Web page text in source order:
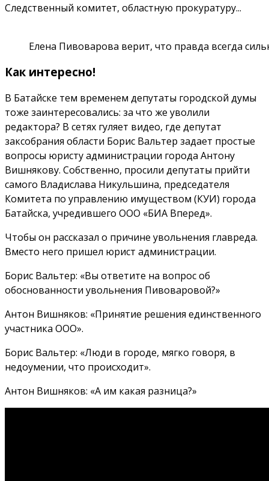
Следственный комитет, областную прокуратуру...
Елена Пивоварова верит, что правда всегда
Как интересно!
В Батайске тем временем депутаты городской думы
тоже заинтересовались: за что же уволили
редактора? В сетях гуляет видео, где депутат
заксобрания области Борис Вальтер задает простые
вопросы юристу администрации города Антону
Вишнякову. Собственно, просили депутаты прийти
самого Владислава Никульшина, председателя
Комитета по управлению имуществом (КУИ) города
Батайска, учредившего ООО «БИА Вперед».
Чтобы он рассказал о причине увольнения главреда.
Вместо него пришел юрист администрации.
Борис Вальтер: «Вы ответите на вопрос об
обоснованности увольнения Пивоваровой?»
Антон Вишняков: «Принятие решения единственного
участника ООО».
Борис Вальтер: «Люди в городе, мягко говоря, в
недоумении, что происходит».
Антон Вишняков: «А им какая разница?»